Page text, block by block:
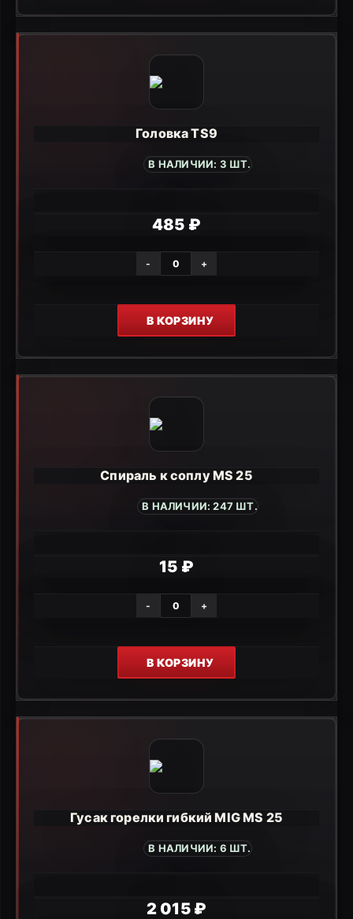
Головка TS9
В НАЛИЧИИ: 3 ШТ.
485 ₽
- +
В КОРЗИНУ
Спираль к соплу MS 25
В НАЛИЧИИ: 247 ШТ.
15 ₽
- +
В КОРЗИНУ
Гусак горелки гибкий MIG MS 25
В НАЛИЧИИ: 6 ШТ.
2 015 ₽